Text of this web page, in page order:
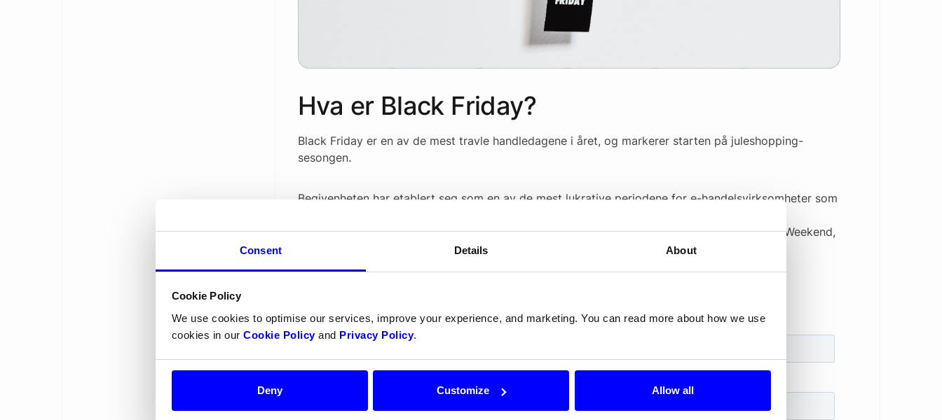
Consent Details About
Cookie Policy
We use cookies to optimise our services, improve your experience, and marketing. You can read more about how we use
cookies in our Cookie Policyand Privacy Policy.
Deny Customize Allow all
Hva er Black Friday?
Black Friday er en av de mest travle handledagene i året, og markerer starten på juleshopping-
sesongen.
Begivenheten har etablert seg som en av de mest lukrative periodene for e-handelsvirksomheter som
på å gi deg en omfattende plan for hvordan du angriper Black Friday, Black Week og Black Weekend,
slik at du kan maksimere inntektene dine i denne salgsperioden.